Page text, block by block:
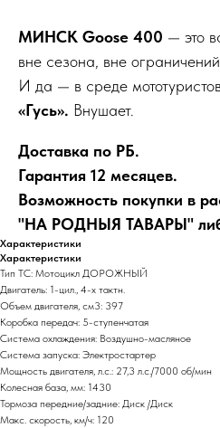
МИНСК Goose 400 — это
вне сезона, вне ограничений.
И да — в среде
«Гусь». Внушает.
Доставка по РБ.
Гарантия 12 месяцев.
Возможность покупки в
"НА РОДНЫЯ ТАВАРЫ"
Характеристики
Характеристики
Тип ТС: Мотоцикл ДОРОЖНЫЙ
Двигатель: 1-цил., 4-х тактн.
Объем двигателя, см3: 397
Коробка передач: 5-ступенчатая
Система охлаждения: Воздушно-масляное
Система запуска: Электростартер
Мощность двигателя, л.с.: 27,3 л.с./7000 об/мин
Колесная база, мм: 1430
Тормоза передние/задние: Диск /Диск
Макс. скорость, км/ч: 120